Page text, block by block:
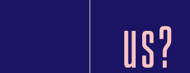
us?